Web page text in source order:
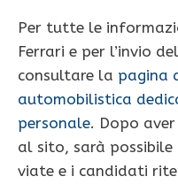
Per tutte le
Ferrari e per l’invio
consultare la pagina
automobilistica
personale. Dopo
al sito, sarà
viate e i candidati